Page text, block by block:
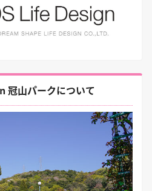
冠山パークについて